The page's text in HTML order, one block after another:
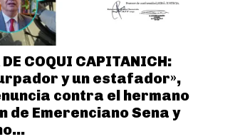
COQUI CAPITANICH:
y un estafador»,
contra el hermano
de Emerenciano Sena y